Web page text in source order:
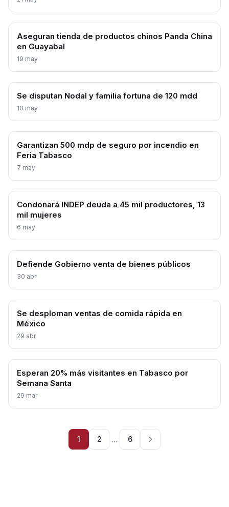
Aseguran tienda de productos chinos Panda China
en Guayabal
19 may
Se disputan Nodal y familia fortuna de 120 mdd
10 may
Garantizan 500 mdp de seguro por incendio en
Feria Tabasco
7 may
Condonará INDEP deuda a 45 mil productores, 13
mil mujeres
6 may
Defiende Gobierno venta de bienes públicos
30 abr
Se desploman ventas de comida rápida en
México
29 abr
Esperan 20% más visitantes en Tabasco por
Semana Santa
29 mar
1 2 ... 6